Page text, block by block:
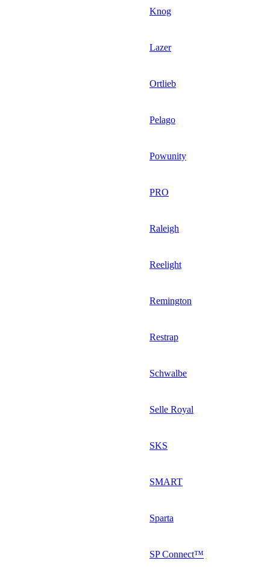
Knog
Lazer
Ortlieb
Pelago
Powunity
PRO
Raleigh
Reelight
Remington
Restrap
Schwalbe
Selle Royal
SKS
SMART
Sparta
SP Connect™